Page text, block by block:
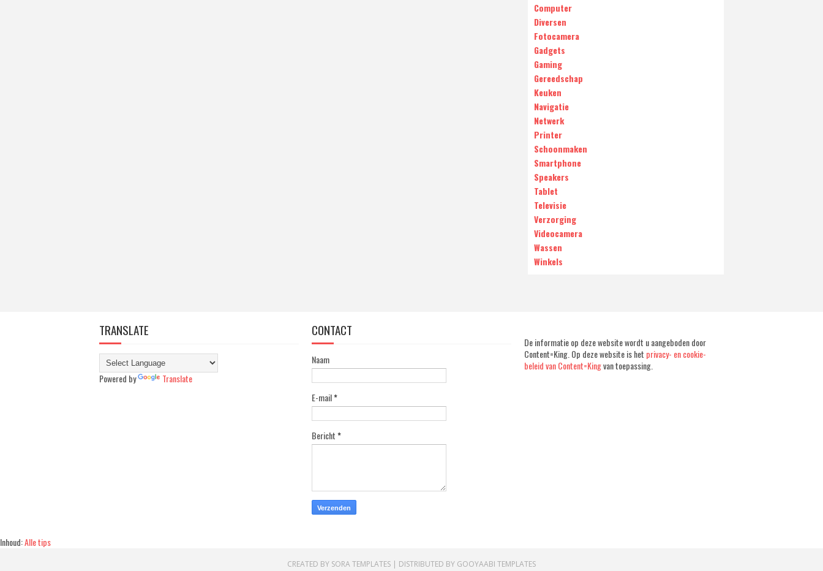
Computer
Diversen
Fotocamera
Gadgets
Gaming
Gereedschap
Keuken
Navigatie
Netwerk
Printer
Schoonmaken
Smartphone
Speakers
Tablet
Televisie
Verzorging
Videocamera
Wassen
Winkels
TRANSLATE
Powered by Translate
CONTACT
Naam
E-mail*
Bericht*
De informatie op deze website wordt u aangeboden door
Content=King. Op deze website is het privacy- en cookie-
beleid van Content=Kingvan toepassing.
Inhoud:Alle tips
CREATED BY SORA TEMPLATES | DISTRIBUTED BY GOOYAABI TEMPLATES